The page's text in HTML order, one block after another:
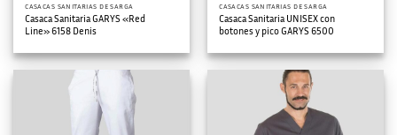
CASACAS SANITARIAS DE SARGA
Casaca Sanitaria GARYS «Red
Line» 6158 Denis
CASACAS SANITARIAS DE SARGA
Casaca Sanitaria UNISEX con
botones y pico GARYS 6500